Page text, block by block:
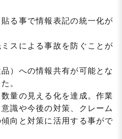
る事で情報表記の統一化が
スによる事故を防ぐことが
）への情報共有が可能とな
。
量の見える化を達成。作業
識や今後の対策、クレーム
向と対策に活用する事がで